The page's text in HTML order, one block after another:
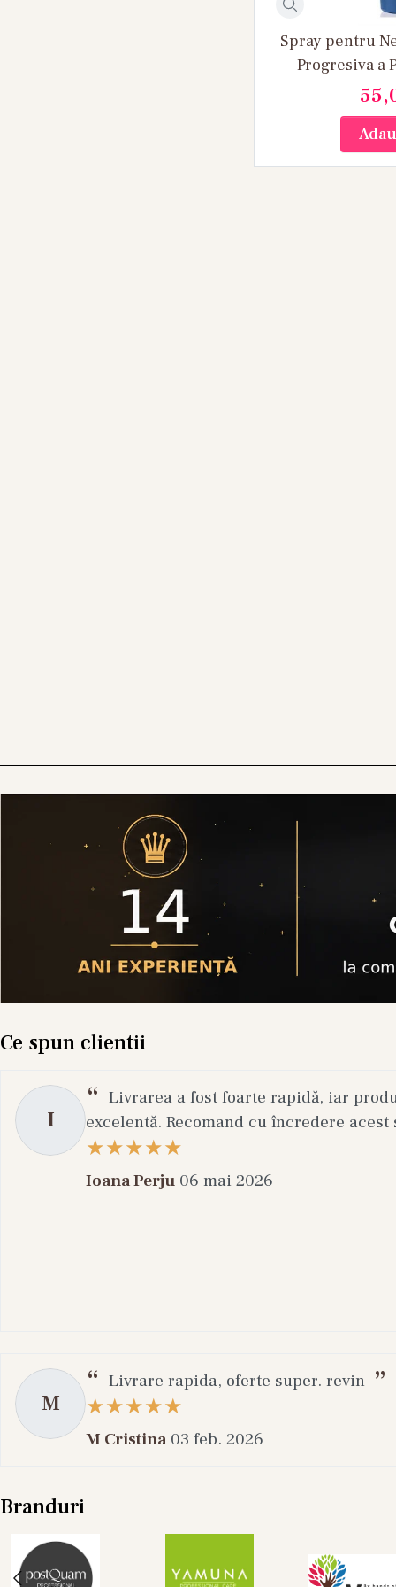
Spray pentru
Progresiva a
Progressive
2.0
Ce spun clientii
I
Livrarea a fost foarte rapidă, iar
excelentă. Recomand cu încredere
Ioana Perju 06 mai 2026
M
Livrare rapida, oferte super. revin
M Cristina 03 feb. 2026
Branduri